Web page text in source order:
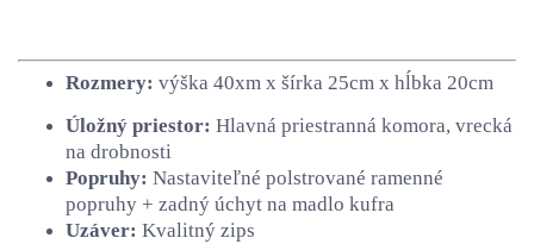
Rozmery: výška 40xm x šírka 25cm x hĺbka 20cm
Úložný priestor: Hlavná priestranná komora, vrecká
na drobnosti
Popruhy: Nastaviteľné polstrované ramenné
popruhy + zadný úchyt na madlo kufra
Uzáver: Kvalitný zips